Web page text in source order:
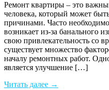
Ремонт квартиры – это
человека, который может
причинами. Часто
возникает из-за банального
свою привлекательность со
существует множество
началу ремонтных работ.
является улучшение […]
Читать далее →